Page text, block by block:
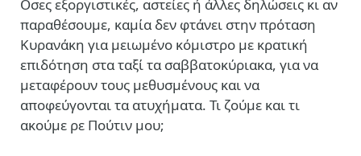
Οσες εξοργιστικές, αστείες ή άλλες δηλώσεις κι αν
παραθέσουμε, καμία δεν φτάνει στην πρόταση
Κυρανάκη για μειωμένο κόμιστρο με κρατική
επιδότηση στα ταξί τα σαββατοκύριακα, για να
μεταφέρουν τους μεθυσμένους και να
αποφεύγονται τα ατυχήματα. Τι ζούμε και τι
ακούμε ρε Πούτιν μου;